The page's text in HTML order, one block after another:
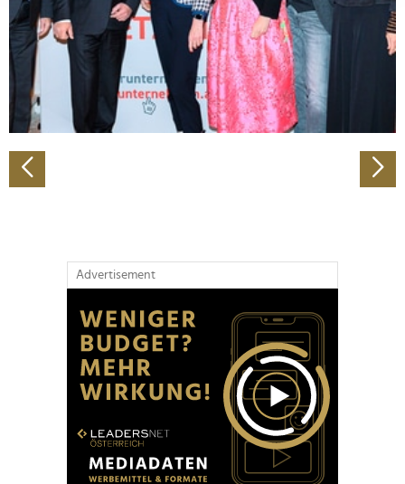
Abschnitt Einzelheitenfest.
Wir verwenden Cookies, um Inhalte und Anzeigen zu
personalisieren, Funktionen für soziale Medien anbieten
zu können und die Zugriffe auf unsere Website zu
analysieren. Außerdem geben wir Informationen zu Ihrer
Verwendung unserer Website an unsere Partner für
soziale Medien, Werbung und Analysen weiter. Unsere
Partner führen diese Informationen möglicherweise mit
Advertisement